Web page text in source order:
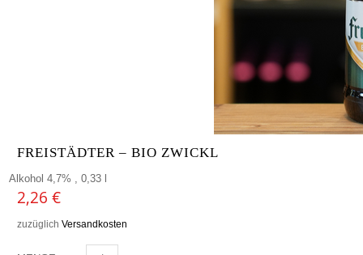
FREISTÄDTER – BIO ZWICKL
Alkohol 4,7% , 0,33 l
2,26 €
zuzüglich Versandkosten